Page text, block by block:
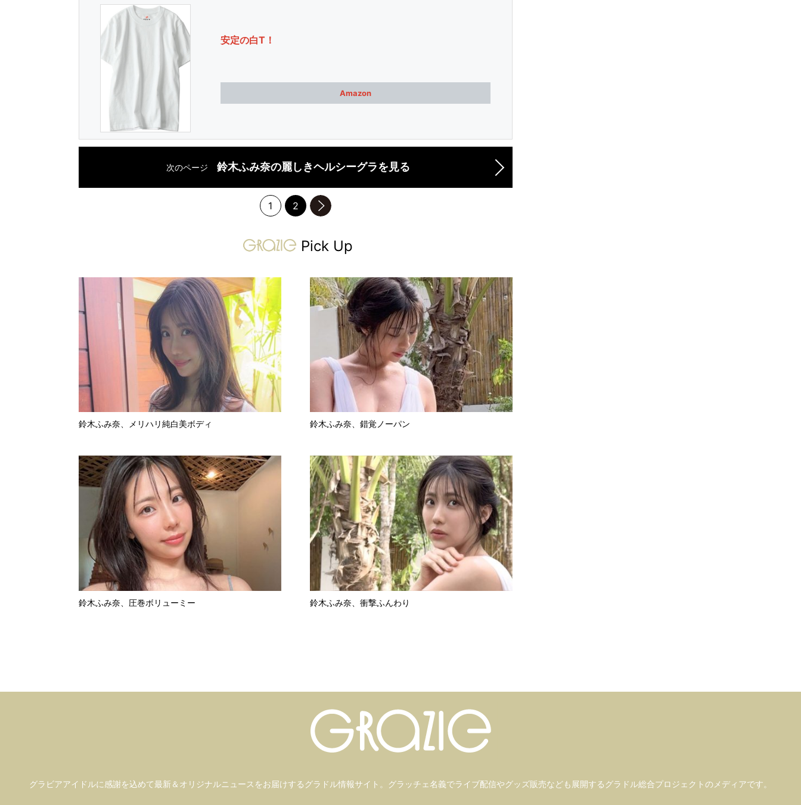
安定の白T！
Amazon
次のページ 鈴木ふみ奈の麗しきヘルシーグラを見る
1 2
次のページへ
gravure-grazie
Pick Up
鈴木ふみ奈、メリハリ純白美ボディ 鈴木ふみ奈、錯覚ノーパン
鈴木ふみ奈、圧巻ボリューミー 鈴木ふみ奈、衝撃ふんわり
グラビアアイドルに感謝を込めて最新＆オリジナルニュースをお届けするグラドル情報サイト。 グラッチェ名義でライブ配信やグッズ販売なども 展開するグラドル総合プロジェクトのメディアです。